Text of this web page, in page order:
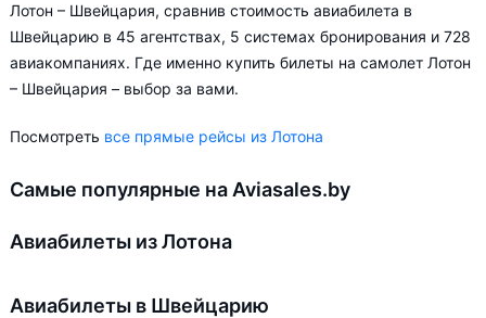
Лотон – Швейцария, сравнив стоимость авиабилета в
Швейцарию в 45 агентствах, 5 системах бронирования и 728
авиакомпаниях. Где именно купить билеты на самолет Лотон
– Швейцария – выбор за вами.
Посмотреть все прямые рейсы из Лотона
Самые популярные на Aviasales.by
Авиабилеты из Лотона
Авиабилеты в Швейцарию